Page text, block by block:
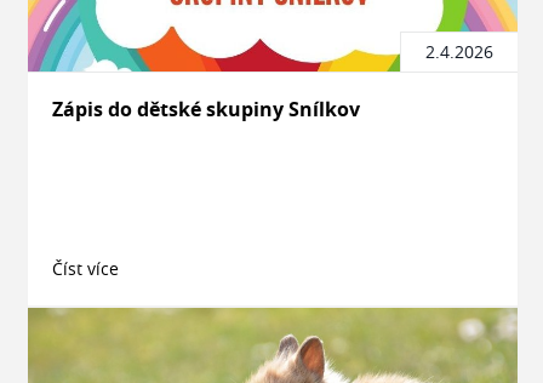
2.4.2026
Zápis do dětské skupiny Snílkov
Číst více